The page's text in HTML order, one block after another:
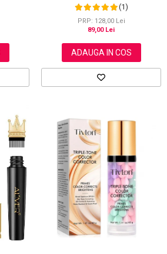
mat, Rezistenta, Anti Roseata, CC
Cream Sefudun, 30 ml
(1)
PRP: 128,00 Lei
89,00 Lei
ADAUGA IN COS